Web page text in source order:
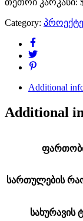
თეთრი კარკასი:
Category:
Additional
Additional
სართულების
სახურავის